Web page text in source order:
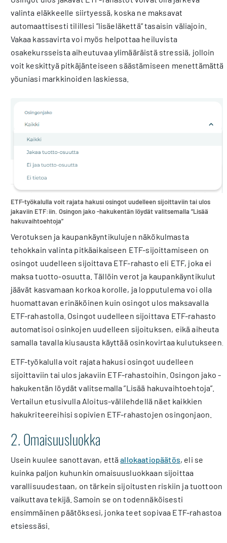
valinta eläkkeelle siirtyessä, koska ne maksavat
automaattisesti tilillesi ”lisäeläkettä” tasaisin väliajoin.
Vakaa kassavirta voi myös helpottaa heiluvista
osakekursseista aiheutuvaa ylimääräistä stressiä, jolloin
voit keskittyä pitkäjänteiseen säästämiseen menettämättä
yöuniasi markkinoiden laskiessa.
ETF-työkalulla voit rajata hakusi osingot uudelleen sijoittaviin tai ulos
jakaviin ETF:iin. Osingon jako -hakukentän löydät valitsemalla ”Lisää
hakuvaihtoehtoja”
Verotuksen ja kaupankäyntikulujen näkökulmasta
tehokkain valinta pitkäaikaiseen ETF-sijoittamiseen on
osingot uudelleen sijoittava ETF-rahasto eli ETF, joka ei
maksa tuotto-osuutta. Tällöin verot ja kaupankäyntikulut
jäävät kasvamaan korkoa korolle, ja lopputulema voi olla
huomattavan erinäköinen kuin osingot ulos maksavalla
ETF-rahastolla. Osingot uudelleen sijoittava ETF-rahasto
automatisoi osinkojen uudelleen sijoituksen, eikä aiheuta
samalla tavalla kiusausta käyttää osinkovirtaa kulutukseen.
ETF-työkalulla voit rajata hakusi osingot uudelleen
sijoittaviin tai ulos jakaviin ETF-rahastoihin. Osingon jako -
hakukentän löydät valitsemalla ”Lisää hakuvaihtoehtoja”.
Vertailun etusivulla Aloitus-välilehdellä näet kaikkien
hakukriteereihisi sopivien ETF-rahastojen osingonjaon.
2. Omaisuusluokka
Usein kuulee sanottavan, ettäallokaatiopäätös, eli se
kuinka paljon kuhunkin omaisuusluokkaan sijoittaa
varallisuudestaan, on tärkein sijoitusten riskiin ja tuottoon
vaikuttava tekijä. Samoin se on todennäköisesti
ensimmäinen päätöksesi, jonka teet sopivaa ETF-rahastoa
etsiessäsi.